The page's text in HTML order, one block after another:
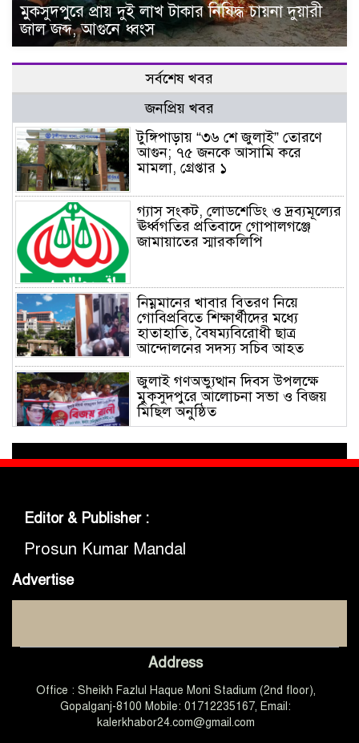
মুকসুদপুরে প্রায় দুই লাখ টাকার নিষিদ্ধ চায়না দুয়ারী
জাল জব্দ, আগুনে ধ্বংস
সর্বশেষ খবর
জনপ্রিয় খবর
টুঙ্গিপাড়ায় “৩৬ শে জুলাই” তোরণে
আগুন; ৭৫ জনকে আসামি করে
মামলা, গ্রেপ্তার ১
গ্যাস সংকট, লোডশেডিং ও দ্রব্যমূল্যের
ঊর্ধ্বগতির প্রতিবাদে গোপালগঞ্জে
জামায়াতের স্মারকলিপি
নিম্নমানের খাবার বিতরণ নিয়ে
গোবিপ্রবিতে শিক্ষার্থীদের মধ্যে
হাতাহাতি, বৈষম্যবিরোধী ছাত্র
আন্দোলনের সদস্য সচিব আহত
জুলাই গণঅভ্যুত্থান দিবস উপলক্ষে
মুকসুদপুরে আলোচনা সভা ও বিজয়
মিছিল অনুষ্ঠিত
গোবিপ্রবিতে জুলাই গণঅভ্যুত্থান দিবস
উদযাপন
মুকসুদপুরে প্রায় দুই লাখ টাকার
নিষিদ্ধ চায়না দুয়ারী জাল জব্দ, আগুনে
ধ্বংস
মুকসুদপুরে ‘রক্তাক্ত জুলাই’ শীর্ষক
গণতান্ত্রিক ও আধুনিক বাংলাদেশ
গড়তে সবাইকে কাজ করতে হবে
-এমপি ডা. কে এম বাবর
Editor & Publisher :
Prosun Kumar Mandal
Advertise
Address
Office : Sheikh Fazlul Haque Moni Stadium (2nd floor),
Gopalganj-8100 Mobile: 01712235167, Email:
kalerkhabor24.com@gmail.com